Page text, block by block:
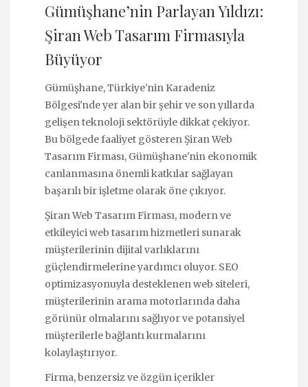
Gümüşhane’nin Parlayan Yıldızı:
Şiran Web Tasarım Firmasıyla
Büyüyor
Gümüşhane, Türkiye'nin Karadeniz
Bölgesi'nde yer alan bir şehir ve son yıllarda
gelişen teknoloji sektörüyle dikkat çekiyor.
Bu bölgede faaliyet gösteren Şiran Web
Tasarım Firması, Gümüşhane'nin ekonomik
canlanmasına önemli katkılar sağlayan
başarılı bir işletme olarak öne çıkıyor.
Şiran Web Tasarım Firması, modern ve
etkileyici web tasarım hizmetleri sunarak
müşterilerinin dijital varlıklarını
güçlendirmelerine yardımcı oluyor. SEO
optimizasyonuyla desteklenen web siteleri,
müşterilerinin arama motorlarında daha
görünür olmalarını sağlıyor ve potansiyel
müşterilerle bağlantı kurmalarını
kolaylaştırıyor.
Firma, benzersiz ve özgün içerikler